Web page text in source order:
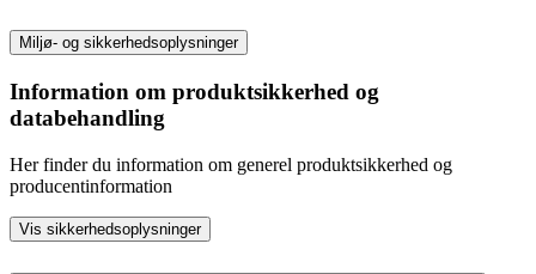
Miljø- og sikkerhedsoplysninger
Information om produktsikkerhed og
databehandling
Her finder du information om generel produktsikkerhed og
producentinformation
Vis sikkerhedsoplysninger